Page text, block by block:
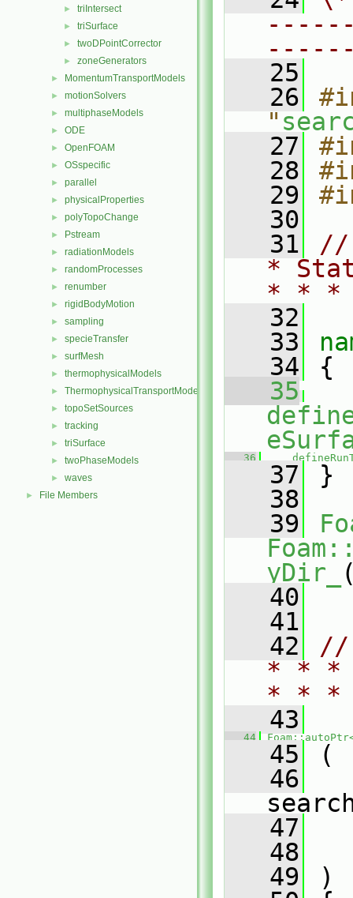
► triIntersect
► triSurface
► twoDPointCorrector
► zoneGenerators
► MomentumTransportModels
► motionSolvers
► multiphaseModels
► ODE
► OpenFOAM
► OSspecific
► parallel
► physicalProperties
► polyTopoChange
► Pstream
► radiationModels
► randomProcesses
► renumber
► rigidBodyMotion
► sampling
► specieTransfer
► surfMesh
► thermophysicalModels
► ThermophysicalTransportModels
► topoSetSources
► tracking
► triSurface
► twoPhaseModels
► waves
► File Members
   25
   26
"
   27
   28
   29
   30
   31
//
*
* *
   32
   33
   34
{
   35
   36
   37
}
   38
   39
yDir_
   40
   41
   42
//
* * *
* *
   43
   44
   45
(
   46
   47
   48
   49
)